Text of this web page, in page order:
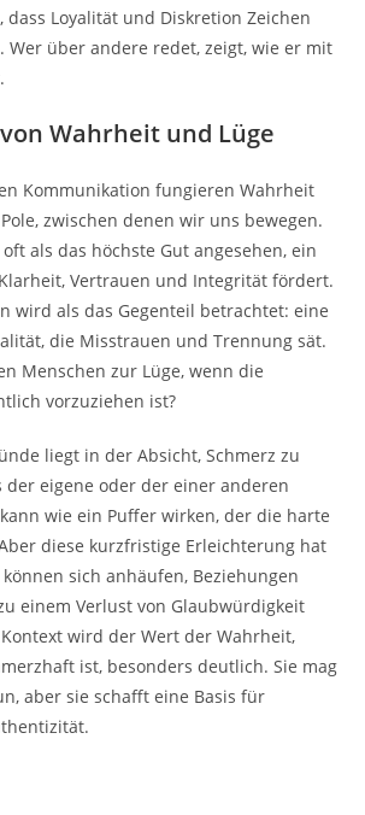
Loyalität und Diskretion Zeichen
Wer über andere redet, zeigt, wie er mit
Wahrheit und Lüge
Kommunikation fungieren Wahrheit
zwischen denen wir uns bewegen.
als das höchste Gut angesehen, ein
Vertrauen und Integrität fördert.
wird als das Gegenteil betrachtet: eine
die Misstrauen und Trennung sät.
Menschen zur Lüge, wenn die
vorzuziehen ist?
liegt in der Absicht, Schmerz zu
der eigene oder der einer anderen
wie ein Puffer wirken, der die harte
diese kurzfristige Erleichterung hat
sich anhäufen, Beziehungen
einem Verlust von Glaubwürdigkeit
wird der Wert der Wahrheit,
ist, besonders deutlich. Sie mag
aber sie schafft eine Basis für